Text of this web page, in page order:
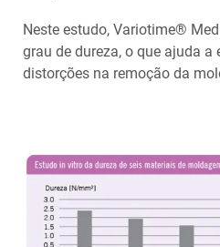
Neste estudo, Variotime®
grau de dureza, o que ajuda a
distorções na remoção da